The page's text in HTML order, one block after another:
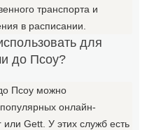
транспорта и
в расписании.
для
до Псоу?
Псоу можно
популярных онлайн-
или Gett. У этих служб есть